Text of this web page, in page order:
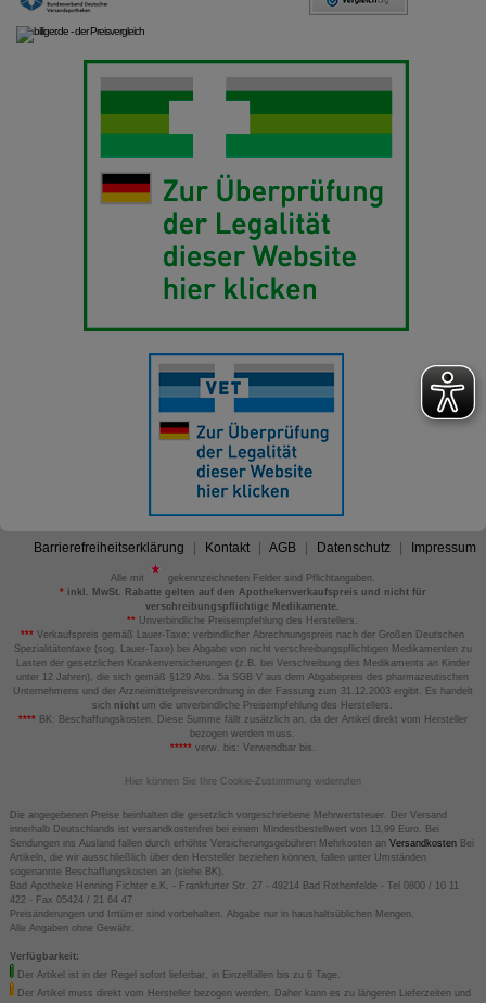
Barrierefreiheitserklärung Kontakt AGB Datenschutz Impressum
Alle mit
gekennzeichneten Felder sind Pflichtangaben.
*inkl. MwSt. Rabatte gelten auf den Apothekenverkaufspreis und nicht für
verschreibungspflichtige Medikamente.
** Unverbindliche Preisempfehlung des Herstellers.
*** Verkaufspreis gemäß Lauer-Taxe; verbindlicher Abrechnungspreis nach der Großen Deutschen
Spezialitätentaxe (sog. Lauer-Taxe) bei Abgabe von nicht verschreibungspflichtigen Medikamenten zu
Lasten der gesetzlichen Krankenversicherungen (z.B. bei Verschreibung des Medikaments an Kinder
unter 12 Jahren), die sich gemäß §129 Abs. 5a SGB V aus dem Abgabepreis des pharmazeutischen
Unternehmens und der Arzneimittelpreisverordnung in der Fassung zum 31.12.2003 ergibt. Es handelt
sich nicht um die unverbindliche Preisempfehlung des Herstellers.
****BK: Beschaffungskosten. Diese Summe fällt zusätzlich an, da der Artikel direkt vom Hersteller
bezogen werden muss.
*****verw. bis: Verwendbar bis.
Hier können Sie Ihre Cookie-Zustimmung widerrufen
Die angegebenen Preise beinhalten die gesetzlich vorgeschriebene Mehrwertsteuer. Der Versand
innerhalb Deutschlands ist versandkostenfrei bei einem Mindestbestellwert von 13,99 Euro. Bei
Sendungen ins Ausland fallen durch erhöhte Versicherungsgebühren Mehrkosten an VersandkostenBei
Artikeln, die wir ausschließlich über den Hersteller beziehen können, fallen unter Umständen
sogenannte Beschaffungskosten an (siehe BK).
Bad Apotheke Henning Fichter e.K. - Frankfurter Str. 27 - 49214 Bad Rothenfelde - Tel 0800 / 10 11
422 - Fax 05424 / 21 64 47
Preisänderungen und Irrtümer sind vorbehalten. Abgabe nur in haushaltsüblichen Mengen.
Alle Angaben ohne Gewähr.
Verfügbarkeit:
Der Artikel ist in der Regel sofort lieferbar, in Einzelfällen bis zu 6 Tage.
Der Artikel muss direkt vom Hersteller bezogen werden. Daher kann es zu längeren Lieferzeiten und